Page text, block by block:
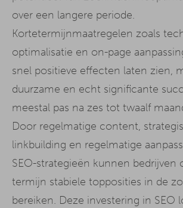
over een langere periode.
Kortetermijnmaatregelen zoals
optimalisatie en on-page
snel positieve effecten laten zien,
duurzame en echt significante
meestal pas na zes tot twaalf
Door regelmatige content,
linkbuilding en regelmatige
SEO-strategieën kunnen bedrijven
termijn stabiele topposities in de
bereiken. Deze investering in SEO